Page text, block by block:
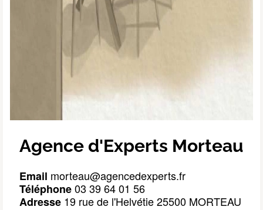
Agence d'Experts Morteau
Email morteau@agencedexperts.fr
Téléphone 03 39 64 01 56
Adresse